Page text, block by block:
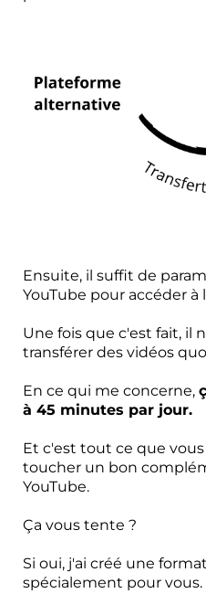
Ensuite, il suffit de
YouTube pour accéder
Une fois que c'est fait, il
transférer des vidéos
En ce qui me concerne,
à 45 minutes par jour.
Et c'est tout ce que
toucher un bon
YouTube.
Ça vous tente ?
Si oui, j'ai créé une
spécialement pour vous.